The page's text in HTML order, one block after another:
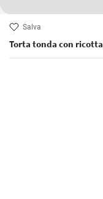
Salva
Torta tonda con ricotta